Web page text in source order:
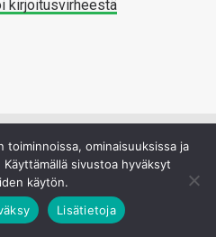
kirjoitusvirheestä
toiminnoissa, ominaisuuksissa ja
sivustoa hyväksyt
käytön.
Lisätietoja